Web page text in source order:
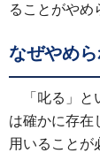
ることがやめ
なぜやめ
「叱る」
は確かに存在
用いることが